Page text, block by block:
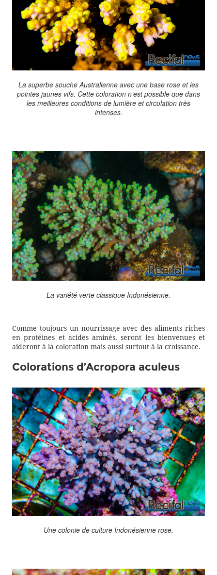
La superbe souche Australienne avec une base rose et les
pointes jaunes vifs. Cette coloration n’est possible que dans
les meilleures conditions de lumière et circulation très
intenses.
La variété verte classique Indonésienne.
Comme toujours un nourrissage avec des aliments riches
en protéines et acides aminés, seront les bienvenues et
aideront à la coloration mais aussi surtout à la croissance.
Colorations d’Acropora aculeus
Une colonie de culture Indonésienne rose.